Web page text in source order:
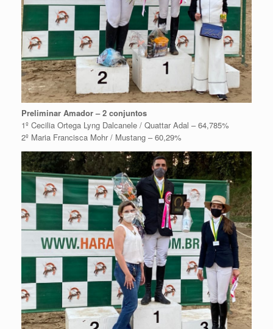
Preliminar Amador – 2 conjuntos
1º Cecilia Ortega Lyng Dalcanele / Quattar Adal – 64,785%
2º Maria Francisca Mohr / Mustang – 60,29%